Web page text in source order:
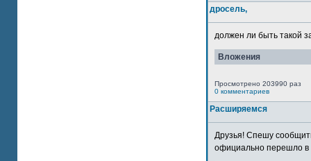
дросель,
должен ли быть такой
Вложения
Просмотрено 203990 раз
0 комментариев
Расширяемся
Друзья! Спешу
официально перешло в